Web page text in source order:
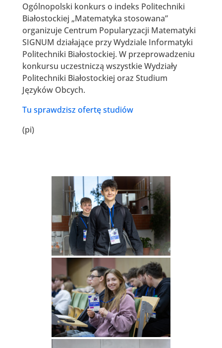
Ogólnopolski konkurs o indeks Politechniki
Białostockiej „Matematyka stosowana”
organizuje Centrum Popularyzacji Matematyki
SIGNUM działające przy Wydziale Informatyki
Politechniki Białostockiej. W przeprowadzeniu
konkursu uczestniczą wszystkie Wydziały
Politechniki Białostockiej oraz Studium
Języków Obcych.
Tu sprawdzisz ofertę studiów
(pi)